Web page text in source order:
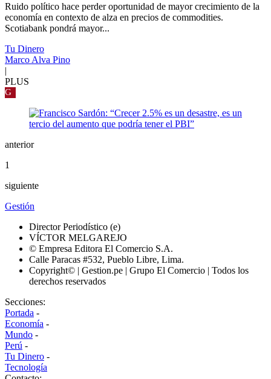
Ruido político hace perder oportunidad de mayor crecimiento de la
economía en contexto de alza en precios de commodities.
Scotiabank pondrá mayor...
Tu Dinero
Marco Alva Pino
|
PLUS
G
anterior
1
siguiente
Gestión
Director Periodístico (e)
VÍCTOR MELGAREJO
© Empresa Editora El Comercio S.A.
Calle Paracas #532, Pueblo Libre, Lima.
Copyright© | Gestion.pe | Grupo El Comercio | Todos los
derechos reservados
Secciones:
Portada -
Economía -
Mundo -
Perú -
Tu Dinero -
Tecnología